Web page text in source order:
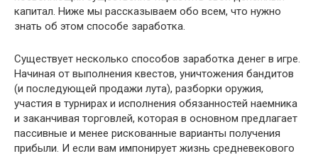
капитал. Ниже мы рассказываем обо всем, что нужно
знать об этом способе заработка.
Существует несколько способов заработка денег в игре.
Начиная от выполнения квестов, уничтожения бандитов
(и последующей продажи лута), разборки оружия,
участия в турнирах и исполнения обязанностей наемника
и заканчивая торговлей, которая в основном предлагает
пассивные и менее рискованные варианты получения
прибыли. И если вам импонирует жизнь средневекового